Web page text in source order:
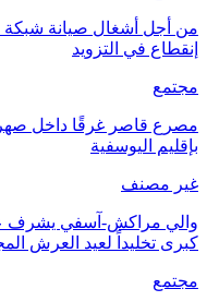
من أجل أشغال صيانة شبكة
إنقطاع في التزويد
مجتمع
مصرع قاصر غرقًا داخل
بإقليم اليوسفية
غير مصنف
والي مراكش-آسفي يشرف
كبرى تخليداً لعيد العرش
مجتمع